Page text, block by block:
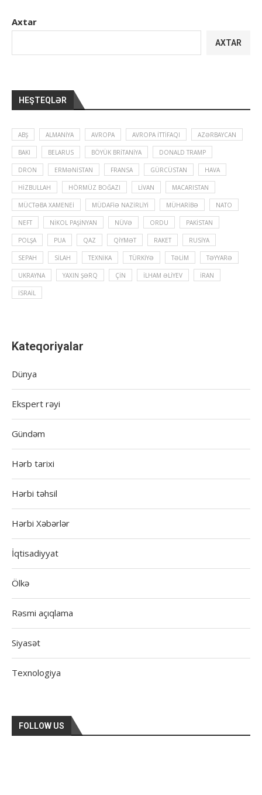
Axtar
AXTAR
HEŞTEQLƏR
ABŞ ALMANIYA AVROPA AVROPA İTTIFAQI AZƏRBAYCAN
BAKI BELARUS BÖYÜK BRITANIYA DONALD TRAMP
DRON ERMƏNISTAN FRANSA GÜRCÜSTAN HAVA
HIZBULLAH HÖRMÜZ BOĞAZI LIVAN MACARISTAN
MÜCTƏBA XAMENEI MÜDAFIƏ NAZIRLIYI MÜHARIBƏ NATO
NEFT NIKOL PAŞINYAN NÜVƏ ORDU PAKISTAN
POLŞA PUA QAZ QIYMƏT RAKET RUSIYA
SEPAH SILAH TEXNIKA TÜRKIYƏ TƏLIM TƏYYARƏ
UKRAYNA YAXIN ŞƏRQ ÇIN İLHAM ƏLIYEV İRAN
İSRAIL
Kateqoriyalar
Dünya
Ekspert rəyi
Gündəm
Hərb tarixi
Hərbi təhsil
Hərbi Xəbərlər
İqtisadiyyat
Ölkə
Rəsmi açıqlama
Siyasət
Texnologiya
FOLLOW US